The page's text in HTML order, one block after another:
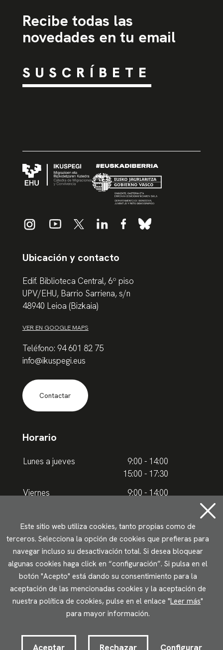
Recibe todas las
novedades en tu email
SUSCRÍBETE
Ubicación y contacto
Edif. Biblioteca Central, 6º piso
UPV/EHU, Barrio Sarriena, s/n
48940 Leioa (Bizkaia)
VER EN GOOGLE MAPS
Teléfono: 94 601 82 75
info@ikuspegi.eus
Contactar
Horario
Lunes a jueves
9:00 - 14:00
15:00 - 17:30
Viernes
9:00 - 14:00
Horario de verano
Lunes a jueves
9.00 - 15.00
Viernes
9:00 - 14:00
Aviso legal Política de privacidad
Uso de cookies
Accesibilidad
Este sitio web utiliza cookies, tanto propias como de
terceros. Selecciona la opción de cookies que prefieras para
navegar incluso su desactivación total. Si desea bloquear
algunas cookies haga click en “configuración”. Si pulsa en el
botón "Acepto" está dando su consentimiento para la
aceptación de las mencionadas cookies y la aceptación de
nuestra política de cookies, pulse en el enlace "Leer más"
para mayor información.
Aceptar Rechazar Configurar